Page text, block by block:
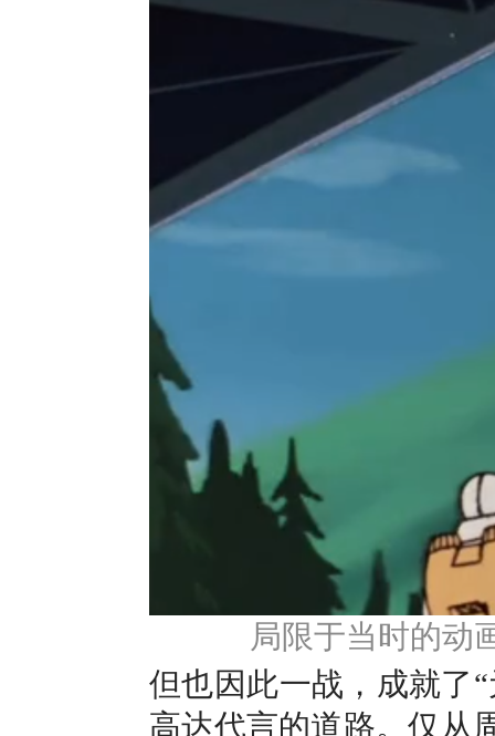
局限于当时的动
但也因此一战，成就了
高达代言的道路。仅从